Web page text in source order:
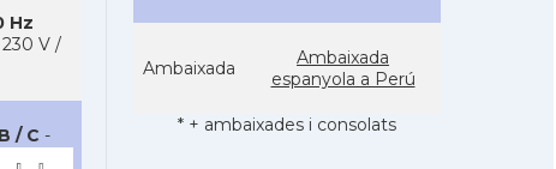
Hz
V /
/ C -
Ambaixada
Ambaixada
espanyola a Perú
* + ambaixades i consolats